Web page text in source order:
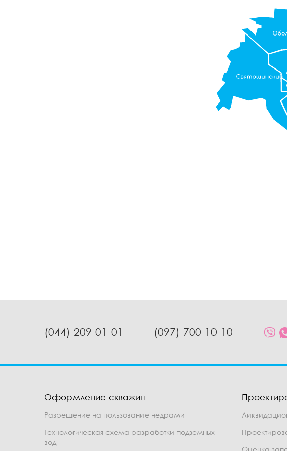
(044) 209-01-01 (097) 700-10-10
Оформление скважин
Разрешение на пользование недрами
Технологическая схема разработки подземных
вод
Оценка